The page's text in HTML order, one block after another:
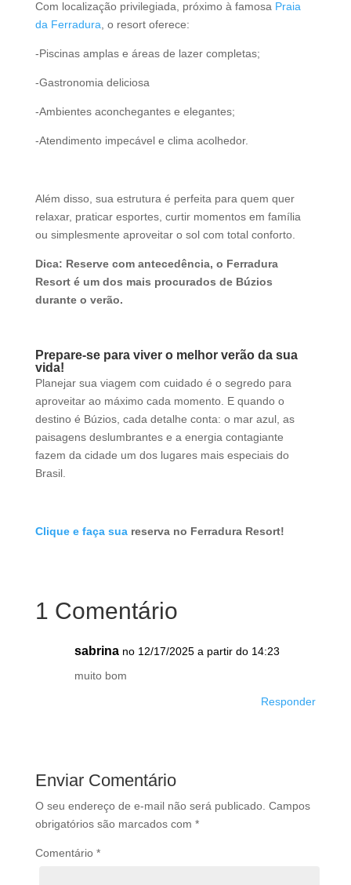
Com localização privilegiada, próximo à famosa Praia
da Ferradura, o resort oferece:
-Piscinas amplas e áreas de lazer completas;
-Gastronomia deliciosa
-Ambientes aconchegantes e elegantes;
-Atendimento impecável e clima acolhedor.
Além disso, sua estrutura é perfeita para quem quer
relaxar, praticar esportes, curtir momentos em família
ou simplesmente aproveitar o sol com total conforto.
Dica: Reserve com antecedência, o Ferradura
Resort é um dos mais procurados de Búzios
durante o verão.
Prepare-se para viver o melhor verão da sua
vida!
Planejar sua viagem com cuidado é o segredo para
aproveitar ao máximo cada momento. E quando o
destino é Búzios, cada detalhe conta: o mar azul, as
paisagens deslumbrantes e a energia contagiante
fazem da cidade um dos lugares mais especiais do
Brasil.
Clique e faça sua reserva no Ferradura Resort!
1 Comentário
sabrina no 12/17/2025 a partir do 14:23
muito bom
Responder
Enviar Comentário
O seu endereço de e-mail não será publicado. Campos
obrigatórios são marcados com *
Comentário *